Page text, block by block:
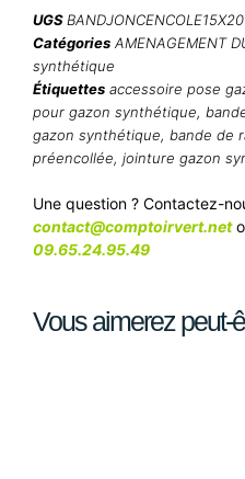
UGS
Catégories AMENAGEMENT
synthétique
Étiquettes accessoire pose
pour gazon synthétique,
gazon synthétique, bande de
préencollée, jointure gazon
Une question ? Contactez-
contact@comptoirvert.net
09.65.24.95.49
Vous aimerez